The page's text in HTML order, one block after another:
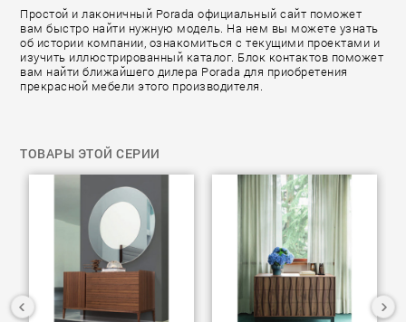
Простой и лаконичный Porada официальный сайт поможет
вам быстро найти нужную модель. На нем вы можете узнать
об истории компании, ознакомиться с текущими проектами и
изучить иллюстрированный каталог. Блок контактов поможет
вам найти ближайшего дилера Porada для приобретения
прекрасной мебели этого производителя.
ТОВАРЫ ЭТОЙ СЕРИИ